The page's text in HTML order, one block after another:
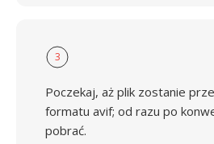
3
Poczekaj, aż plik zostanie
formatu avif; od razu po
pobrać.